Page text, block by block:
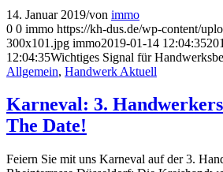
14. Januar 2019/von immo
0 0 immo https://kh-dus.de/wp-content/
300x101.jpg immo2019-01-14 12:04:35
12:04:35Wichtiges Signal für
Allgemein, Handwerk Aktuell
Karneval: 3.
The Date!
Feiern Sie mit uns Karneval auf der 3.